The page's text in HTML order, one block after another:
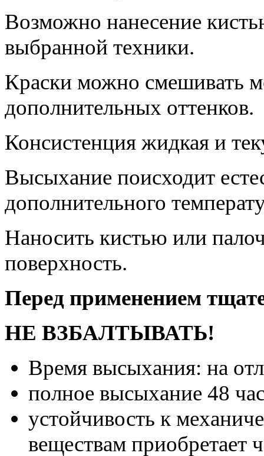
Возможно нанесение
выбранной техники.
Краски можно смешивать
дополнительных оттенков.
Консистенция жидкая и
Высыхание поисходит
дополнительного
Наносить кистью или
поверхность.
Перед применением
НЕ ВЗБАЛТЫВАТЬ!
Время высыхания: на
полное высыхание 48
устойчивость к
веществам приобретает